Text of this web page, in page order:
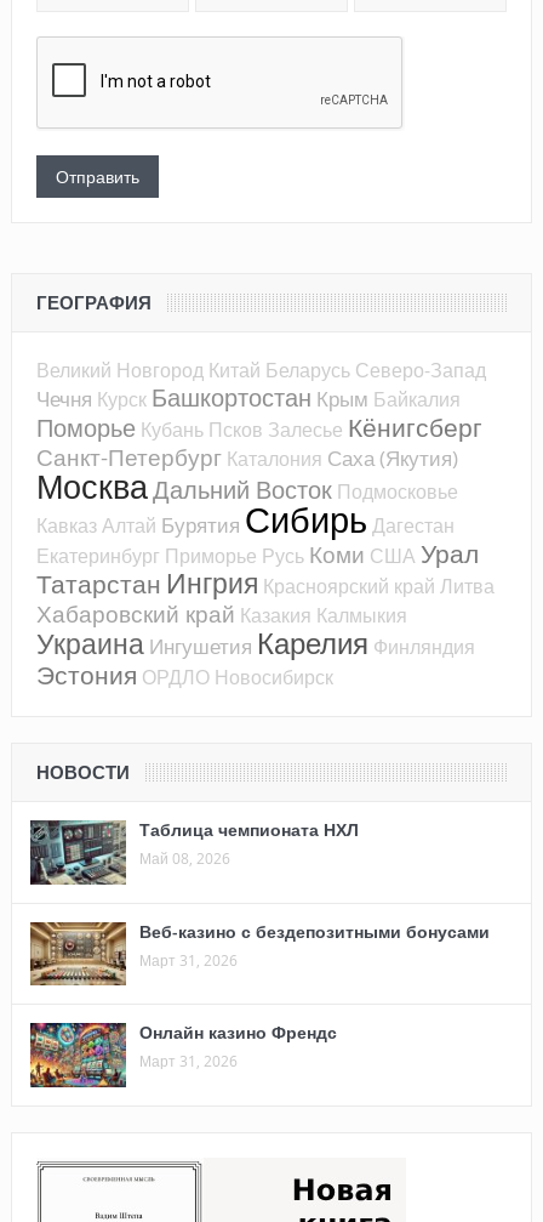
ГЕОГРАФИЯ
Великий Новгород Китай Беларусь Северо-Запад
Чечня Курск Башкортостан Крым Байкалия
Поморье Кубань Псков Залесье Кёнигсберг
Санкт-Петербург Каталония Саха (Якутия)
МоскваДальний Восток Подмосковье
КавказАлтай Бурятия Сибирь Дагестан
Екатеринбург Приморье Русь Коми США Урал
Татарстан Ингрия Красноярский край Литва
Хабаровский край Казакия Калмыкия
Украина Ингушетия Карелия Финляндия
Эстония ОРДЛО Новосибирск
НОВОСТИ
Таблица чемпионата НХЛ
Май 08, 2026
Веб-казино с бездепозитными бонусами
Март 31, 2026
Онлайн казино Френдс
Март 31, 2026